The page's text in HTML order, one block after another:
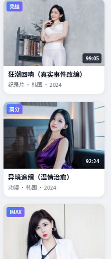
完结
99:05
狂潮回响（真实事件改编）
纪录片 · 韩国 · 2024
高分
92:24
异境追缉（温情治愈）
动漫 · 韩国 · 2024
IMAX